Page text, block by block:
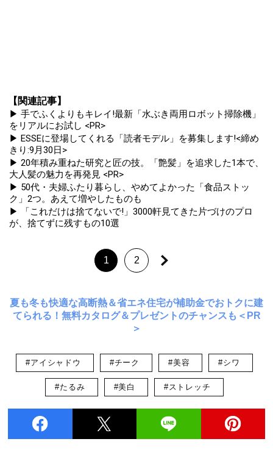
【関連記事】
▶ 手でふくよりもキレイ!最新「水ぶき両用ロボット掃除機」
をリアルにお試し <PR>
▶ ESSEに登場してくれる「読者モデル」を募集します!<締め
きり:9月30日>
▶ 20年積み重ねた研究と匠の技。「艶髪」を追求した1本で、
大人髪の魅力を再発見 <PR>
▶ 50代・夫婦ふたり暮らし、やめてよかった「食品ストッ
ク」2つ。あえて増やしたものも
▶ 「これだけは捨てないで!」3000軒見てきた片づけのプロ
が、捨てずに残すもの10選
1 2
夏も冬も快適な高断熱＆省エネ住宅が補助金でおトクに建
てられる！無料カタログ＆プレゼントのチャンスも＜PR
＞
#アイシャドウ #チーク #美容 #シワ
#たるみ #美白 #ストレッチ